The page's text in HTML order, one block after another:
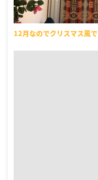
12月なのでクリスマス風